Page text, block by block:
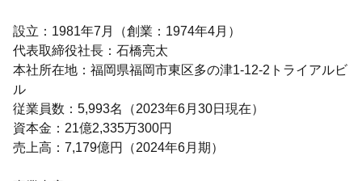
設立：1981年7月（創業：1974年4月）
代表取締役社長：石橋亮太
本社所在地：福岡県福岡市東区多の津1-12-2トライアルビ
ル
従業員数：5,993名（2023年6月30日現在）
資本金：21億2,335万300円
売上高：7,179億円（2024年6月期）